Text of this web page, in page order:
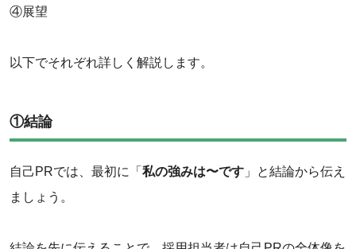
④展望
以下でそれぞれ詳しく解説します。
①結論
自己PRでは、最初に「 私の強みは〜です 」と結論から伝え
ましょう。